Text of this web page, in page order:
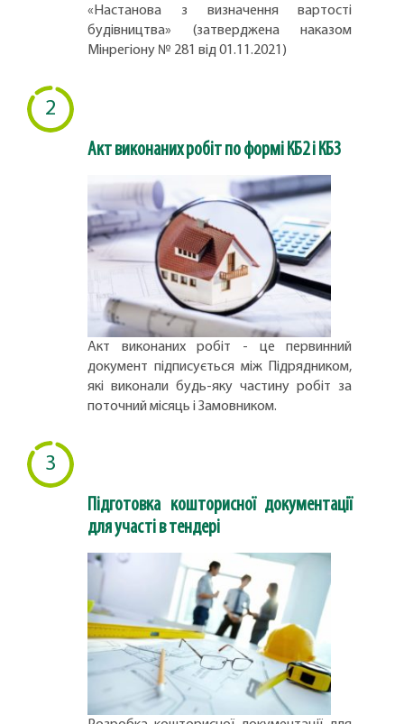
«Настанова з визначення вартості
будівництва» (затверджена наказом
Мінрегіону № 281 від 01.11.2021)
2
Акт виконаних робіт по формі КБ2 і КБ3
Акт виконаних робіт - це первинний
документ підписується між Підрядником,
які виконали будь-яку частину робіт за
поточний місяць і Замовником.
3
Підготовка кошторисної документації
для участі в тендері